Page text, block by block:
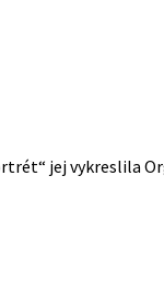
jej vykreslila